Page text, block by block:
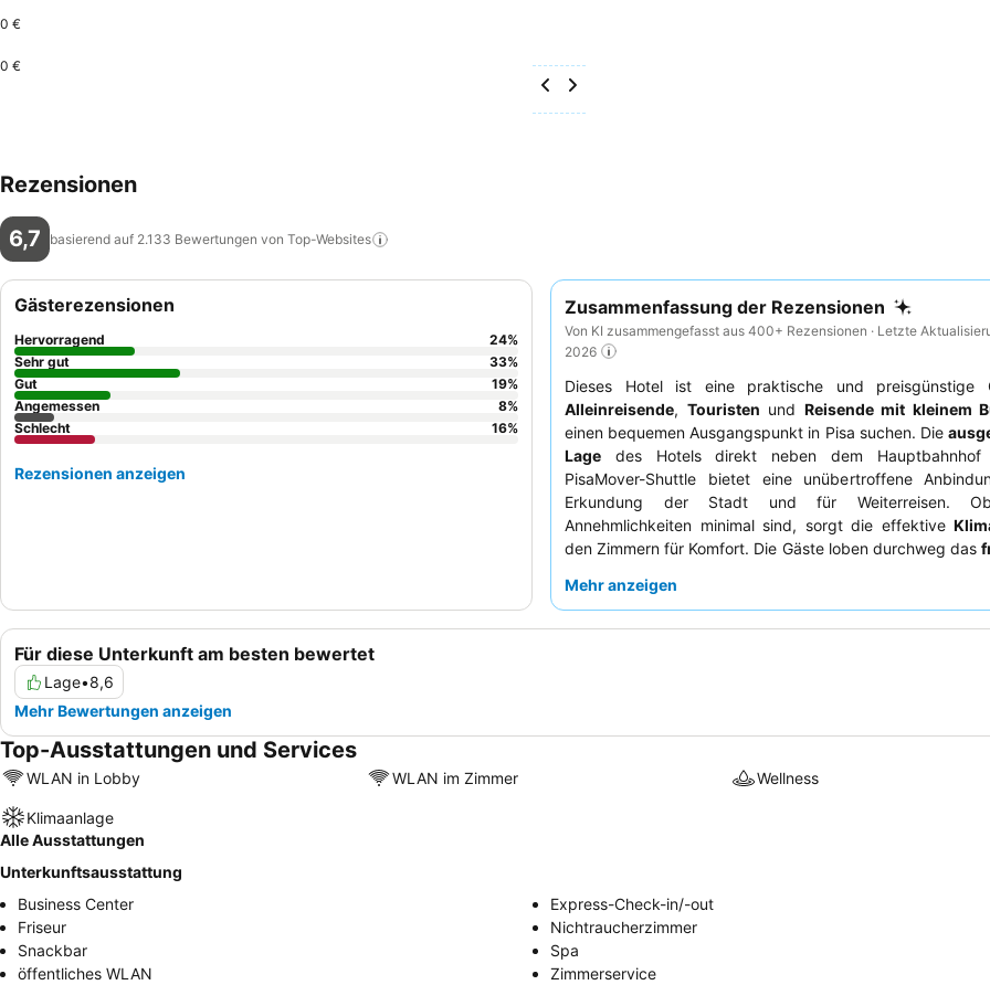
0 €
0 €
Rezensionen
6,7 basierend auf 2.133 Bewertungen von Top-Websites
Zusammenfassung der Rezensionen
Von KI zusammengefasst aus 400+ Rezensionen · Letzte
2026
Dieses Hotel ist eine praktische und preisgünstige
Alleinreisende, Touristen und Reisende mit kleinem
einen bequemen Ausgangspunkt in Pisa suchen. Die
Lage des Hotels direkt neben dem
PisaMover-Shuttle bietet eine unübertroffene
Erkundung der Stadt und für Weiterreisen.
Annehmlichkeiten minimal sind, sorgt die effektive
den Zimmern für Komfort. Die Gäste loben durchweg das
Atmosphäre beiträgt. Wer Ruhe bevorzugt, sollte ein
Mehr anzeigen
Für diese Unterkunft am besten bewertet
Lage•8,6
Mehr Bewertungen anzeigen
Gästerezensionen
Hervorragend 24%
Sehr gut
33%
Gut
19%
Angemessen
8%
Schlecht
16%
Rezensionen anzeigen
Top-Ausstattungen und Services
WLAN in Lobby WLAN im Zimmer Wellness
Klimaanlage
Alle Ausstattungen
Unterkunftsausstattung
Business Center
Express-Check-in/-out
Friseur
Nichtraucherzimmer
Snackbar
Spa
öffentliches WLAN
Zimmerservice